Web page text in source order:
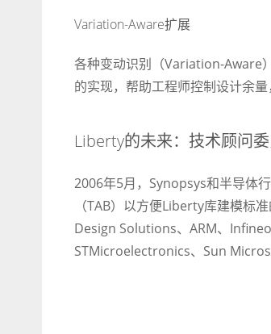
Variation-Aware扩展
各种变动识别（Variation-Aware
的实现，帮助工程师控制设计余
Liberty的未来：技术顾问委
2006年5月，Synopsys和半导体
（TAB）以方便Liberty库建模标
Design Solutions、ARM、
STMicroelectronics、Sun